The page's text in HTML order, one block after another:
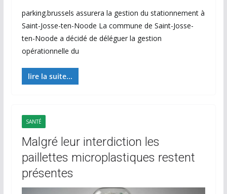
parking.brussels assurera la gestion du stationnement à
Saint-Josse-ten-Noode La commune de Saint-Josse-
ten-Noode a décidé de déléguer la gestion
opérationnelle du
lire la suite...
SANTÉ
Malgré leur interdiction les
paillettes microplastiques restent
présentes